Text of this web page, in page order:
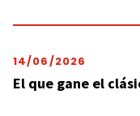
14/06/2026
El que gane el